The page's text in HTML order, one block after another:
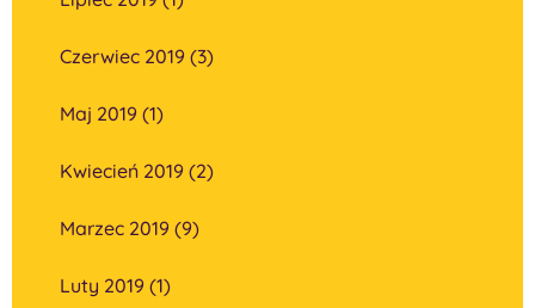
Czerwiec 2019 (3)
Maj 2019 (1)
Kwiecień 2019 (2)
Marzec 2019 (9)
Luty 2019 (1)